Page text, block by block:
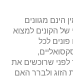
הינם מגוונים
של הקונים למצוא
לכל
לפני שרוכשים את
הזוג ולברר האם